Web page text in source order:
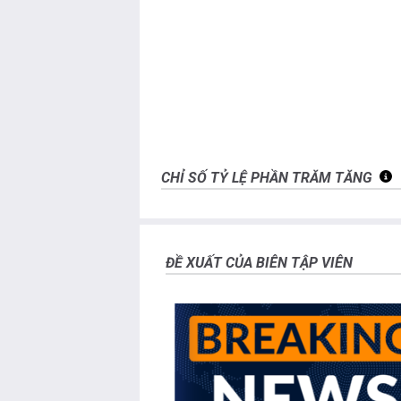
CHỈ SỐ TỶ LỆ PHẦN TRĂM TĂNG
ĐỀ XUẤT CỦA BIÊN TẬP VIÊN